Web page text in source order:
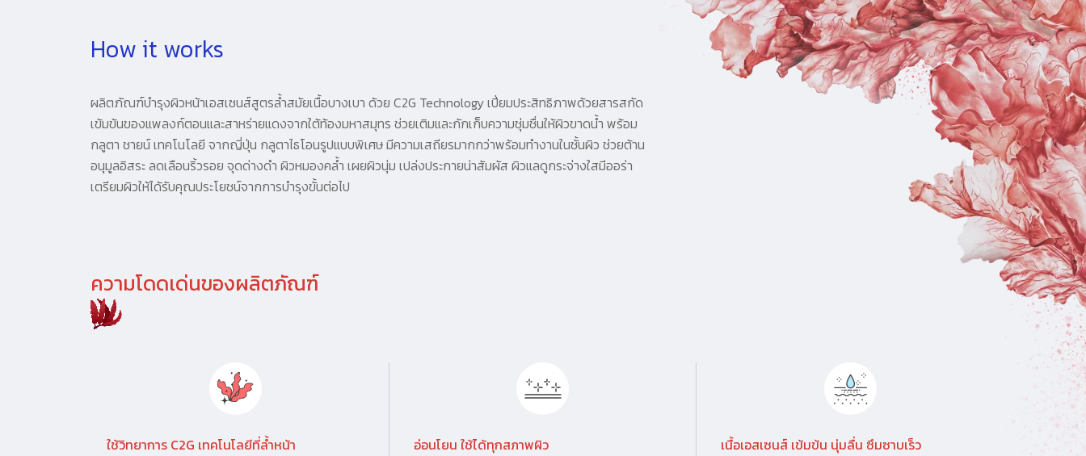
How it works
ผลิตภัณฑ์บำรุงผิวหน้าเอสเซนส์สูตรล้ำสมัยเนื้อบางเบา ด้วย C2G Technology เปี่ยมประสิทธิภาพด้วยสารสกัด
เข้มข้นของแพลงก์ตอนและสาหร่ายแดงจากใต้ท้องมหาสมุทร ช่วยเติมและกักเก็บความชุ่มชื่นให้ผิวขาดน้ำ พร้อม
กลูตา ชายน์ เทคโนโลยี จากญี่ปุ่น กลูตาไธโอนรูปแบบพิเศษ มีความเสถียรมากกว่าพร้อมทำงานในชั้นผิว ช่วยต้าน
อนุมูลอิสระ ลดเลือนริ้วรอย จุดด่างดำ ผิวหมองคล้ำ เผยผิวนุ่ม เปล่งประกายน่าสัมผัส ผิวแลดูกระจ่างใสมีออร่า
เตรียมผิวให้ได้รับคุณประโยชน์จากการบำรุงขั้นต่อไป
ความโดดเด่นของผลิตภัณฑ์
ใช้วิทยาการ C2G เทคโนโลยีที่ล้ำหน้า
อ่อนโยน ใช้ได้ทุกสภาพผิว
เนื้อเอสเซนส์ เข้มข้น นุ่มลื่น ซึมซาบเร็ว